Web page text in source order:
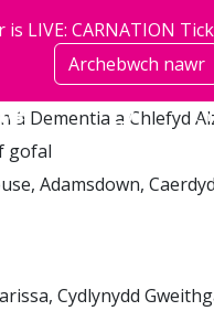
is LIVE: CARNATION
Archebwch nawr
â Dementia a Chlefyd
gofal
Adamsdown,
Cydlynydd